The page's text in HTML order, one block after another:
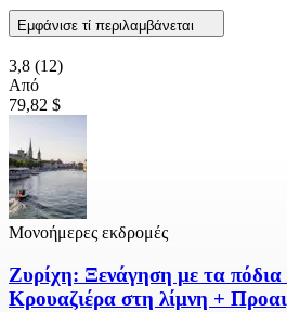
Εμφάνισε τί περιλαμβάνεται
3,8 (12)
Από
79,82 $
Μονοήμερες εκδρομές
Ζυρίχη: Ξενάγηση με τα
Κρουαζιέρα στη λίμνη +